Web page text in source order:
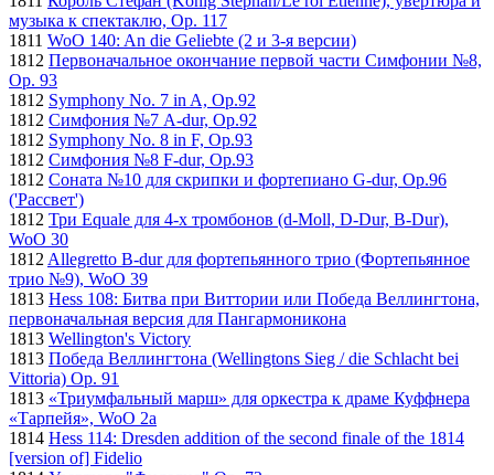
музыка к спектаклю, Op. 117
1811 WoO 140: An die Geliebte (2 и 3-я версии)
1812 Первоначальное окончание первой части Симфонии №8,
Op. 93
1812 Symphony No. 7 in A, Op.92
1812 Симфония №7 A-dur, Op.92
1812 Symphony No. 8 in F, Op.93
1812 Симфония №8 F-dur, Op.93
1812 Соната №10 для скрипки и фортепиано G-dur, Op.96
('Рассвет')
1812 Три Equale для 4-x тромбонов (d-Moll, D-Dur, B-Dur),
WoO 30
1812 Allegretto B-dur для фортепьянного трио (Фортепьянное
трио №9), WoO 39
1813 Hess 108: Битва при Виттории или Победа Веллингтона,
первоначальная версия для Пангармоникона
1813 Wellington's Victory
1813 Победа Веллингтона (Wellingtons Sieg / die Schlacht bei
Vittoria) Op. 91
1813 «Триумфальный марш» для оркестра к драме Куффнера
«Тарпейя», WoO 2a
1814 Hess 114: Dresden addition of the second finale of the 1814
[version of] Fidelio